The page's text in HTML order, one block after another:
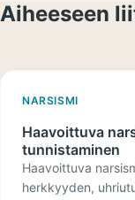
Aiheeseen
NARSISMI
Haavoittuva
tunnistaminen
Haavoittuva
herkkyyden,